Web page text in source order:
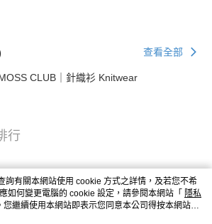
查看全部
CLUB｜針織衫 Knitwear
行
詢有關本網站使用 cookie 方式之詳情，及若您不希
如何變更電腦的 cookie 設定，請參閱本網站「 隱私
您繼續使用本網站即表示您同意本公司得按本網站使
。